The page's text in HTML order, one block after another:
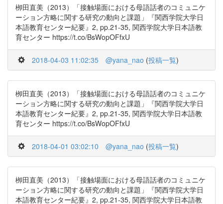
栁田直美（2013）「接触場面における母語話者のコミュニケ
ーション方略に関する研究の動向と課題」『関西学院大学日
本語教育センター紀要』2, pp.21-35, 関西学院大学日本語教
育センター https://t.co/BsWopOFfxU
2018-04-03 11:02:35 @yana_nao (投稿一覧)
栁田直美（2013）「接触場面における母語話者のコミュニケ
ーション方略に関する研究の動向と課題」『関西学院大学日
本語教育センター紀要』2, pp.21-35, 関西学院大学日本語教
育センター https://t.co/BsWopOFfxU
2018-04-01 03:02:10 @yana_nao (投稿一覧)
栁田直美（2013）「接触場面における母語話者のコミュニケ
ーション方略に関する研究の動向と課題」『関西学院大学日
本語教育センター紀要』2, pp.21-35, 関西学院大学日本語教